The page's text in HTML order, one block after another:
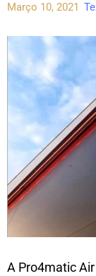
Março 10, 2021
A Pro4matic